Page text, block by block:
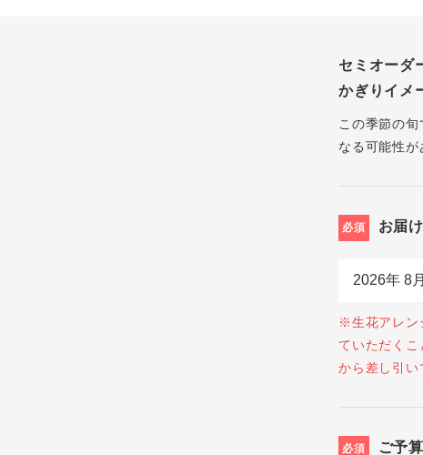
セミオーダ
かぎりイメ
この季節の
なる可能性が
必須 お届
※生花アレン
ていただく
から差し引い
必須 ご予